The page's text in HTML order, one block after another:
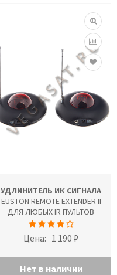
УДЛИНИТЕЛЬ ИК СИГНАЛА
EUSTON REMOTE EXTENDER II
ДЛЯ ЛЮБЫХ IR ПУЛЬТОВ
Цена: 1 190 ₽
Нет в наличии